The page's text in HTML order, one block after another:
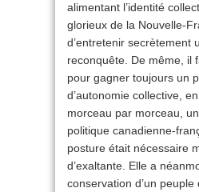
alimentant l’identité
glorieux de la Nouvelle-
d’entretenir secrètement
reconquête. De même, il
pour gagner toujours un
d’autonomie collective,
morceau par morceau,
politique canadienne-
posture était nécessaire
d’exaltante. Elle a
conservation d’un